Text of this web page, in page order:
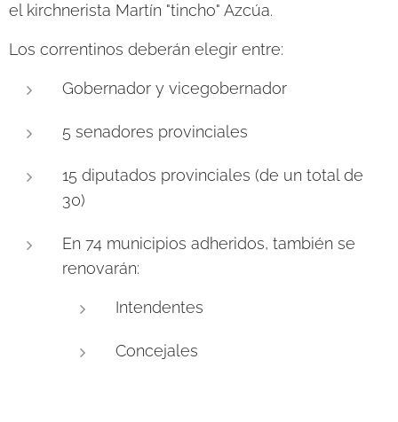
el kirchnerista Martín "tincho" Azcúa.
Los correntinos deberán elegir entre:
Gobernador y vicegobernador
5 senadores provinciales
15 diputados provinciales (de un total de
30)
En 74 municipios adheridos, también se
renovarán:
Intendentes
Concejales